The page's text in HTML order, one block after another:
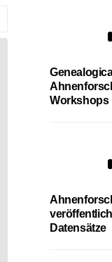
Workshops
Datensätze